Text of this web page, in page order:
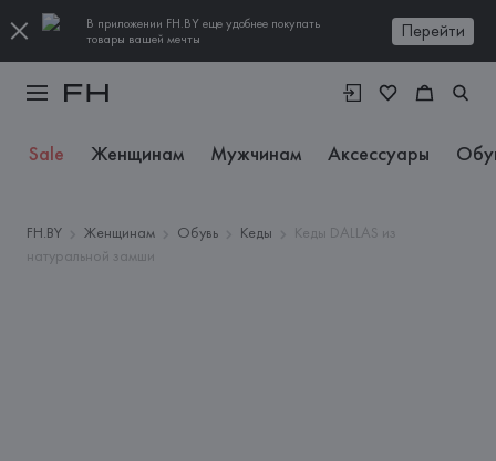
В приложении FH.BY еще удобнее покупать
товары вашей мечты
Перейти
Sale Женщинам Мужчинам Аксессуары
FH.BY Женщинам Обувь Кеды
Кеды DALLAS из
натуральной замши